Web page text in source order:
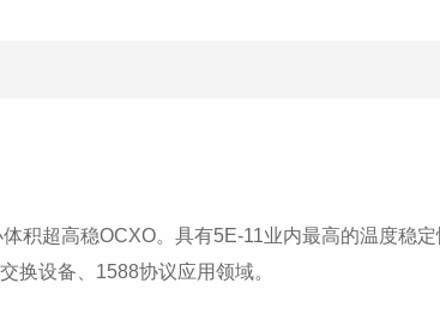
积超高稳OCXO。具有5E-11业内最高的温度稳
换设备、 1588协议应用领域。